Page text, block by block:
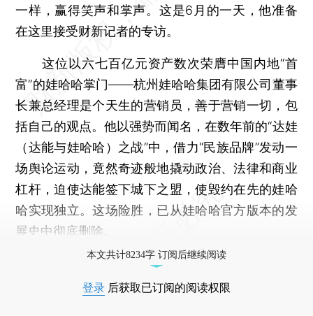
一样，赢得笑声和掌声。这是6月的一天，他准备
在这里接受财新记者的专访。
这位以六七百亿元资产数次荣膺中国内地“首
富”的娃哈哈掌门——杭州娃哈哈集团有限公司董事
长兼总经理是个天生的营销员，善于营销一切，包
括自己的观点。他以强势而闻名，在数年前的“达娃
（达能与娃哈哈）之战”中，借力“民族品牌”发动一
场舆论运动，竟然奇迹般地撬动政治、法律和商业
杠杆，迫使达能签下城下之盟，使毁约在先的娃哈
哈实现独立。这场险胜，已从娃哈哈官方版本的发
展史中彻底删除。
本文共计8234字 订阅后继续阅读
登录 后获取已订阅的阅读权限